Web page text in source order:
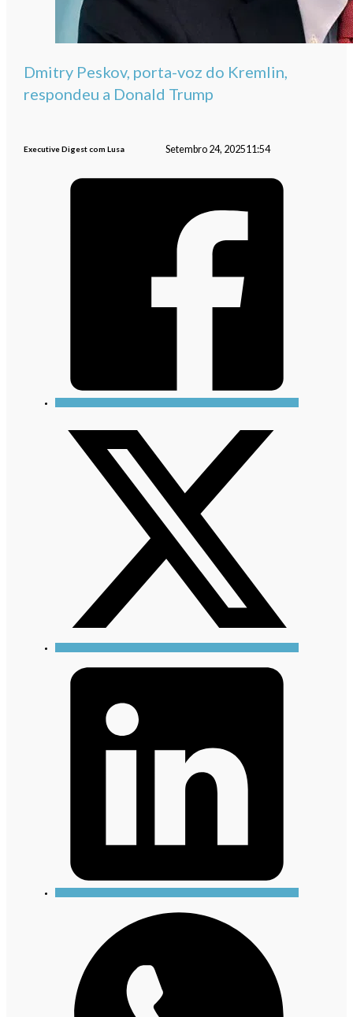
Dmitry Peskov, porta-voz do Kremlin,
respondeu a Donald Trump
Executive Digest com Lusa Setembro 24, 202511:54